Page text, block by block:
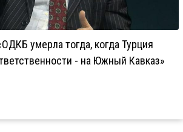
умерла тогда, когда Турция
- на Южный Кавказ»